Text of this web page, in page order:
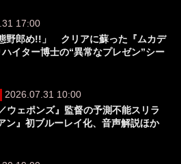
17:00
野郎め!!」 クリアに蘇った『ムカデ
イター博士の“異常なプレゼン”シー
2026.07.31 10:00
ウェポンズ』監督の予測不能スリラ
ン』初ブルーレイ化、音声解説ほか